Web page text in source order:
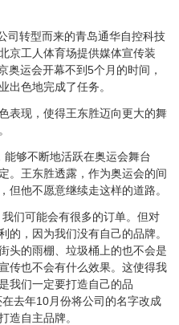
转型而来的青岛通华自控科技
京工人体育场提供媒体宣传装
奥运会开幕不到5个月的时间，
出色地完成了任务。
现，使得王东胜迈向更大的舞
够不断地活跃在奥运会舞台
。王东胜透露，作为奥运会的间
但他不愿意继续走这样的道路。
们可能会有很多的订单。但对
的，因为我们没有自己的品牌。
头的雨棚、垃圾桶上的也不会是
传也不会有什么效果。这使得我
我们一定要打造自己的品
去年10月份将公司的名字改成
造自主品牌。